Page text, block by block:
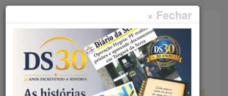
× Fechar
Faça sua pesquisa...